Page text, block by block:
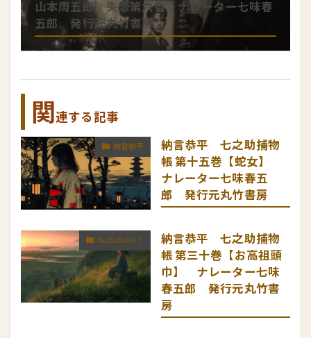
山本周五郎 失恋第六番 ナレーター七味春
五郎 発行元丸竹書房
関連する記事
納言恭平
納言恭平 七之助捕物
帳 第十五巻【蛇女】
ナレーター七味春五
郎 発行元丸竹書房
AudioBook！
納言恭平 七之助捕物
帳 第三十巻【お高祖頭
巾】 ナレーター七味
春五郎 発行元丸竹書
房